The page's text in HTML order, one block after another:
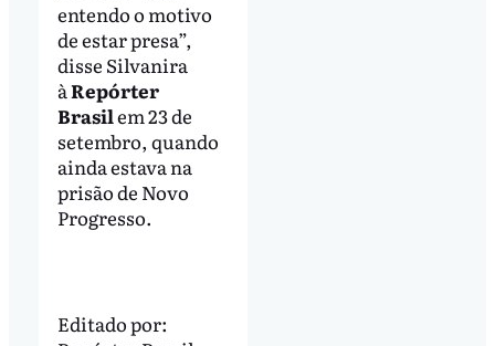
entendo o motivo
de estar presa”,
disse Silvanira
àRepórter
Brasilem 23 de
setembro, quando
ainda estava na
prisão de Novo
Progresso.
Editado por: